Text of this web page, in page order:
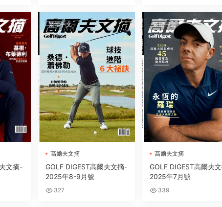
文摘-
繁體中文
高爾夫文摘
GOLF DIGEST高爾夫文摘-
2025年8-9月號
327
繁體中文
高爾夫文摘
GOLF DIGEST高爾夫
2025年7月號
339